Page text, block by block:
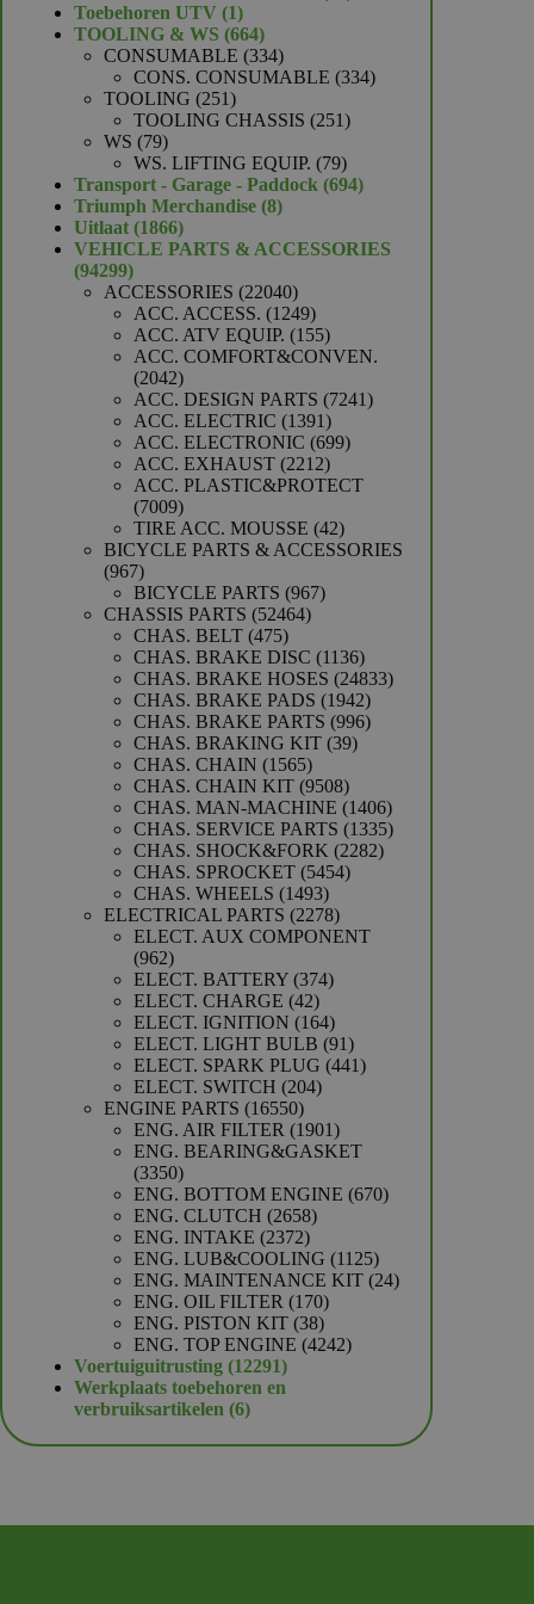
Toebehoren UTV 11
product
TOOLING & WS 664664
producten
CONSUMABLE 334334
producten
CONS. CONSUMABLE 334334
TOOLING 251251
producten
TOOLING CHASSIS 251251
WS 7979
producten
WS. LIFTING EQUIP. 7979
producten
Transport - Garage - Paddock 694694
Triumph Merchandise 88
Uitlaat 18661866
producten
VEHICLE PARTS & ACCESSORIES
9429994299
producten
ACCESSORIES 2204022040
producten
ACC. ACCESS. 12491249
producten
ACC. ATV EQUIP. 155155
producten
ACC. COMFORT&CONVEN.
20422042
producten
ACC. DESIGN PARTS 72417241
ACC. ELECTRIC 13911391
producten
ACC. ELECTRONIC 699699
ACC. EXHAUST 22122212
producten
ACC. PLASTIC&PROTECT
70097009
producten
TIRE ACC. MOUSSE 4242
producten
BICYCLE PARTS & ACCESSORIES
967967
producten
BICYCLE PARTS 967967
CHASSIS PARTS 5246452464
CHAS. BELT 475475
producten
CHAS. BRAKE DISC 11361136
producten
CHAS. BRAKE HOSES 2483324833
CHAS. BRAKE PADS 19421942
producten
CHAS. BRAKE PARTS 996996
CHAS. BRAKING KIT 3939
CHAS. CHAIN 15651565
producten
CHAS. CHAIN KIT 95089508
producten
CHAS. MAN-MACHINE 14061406
producten
CHAS. SERVICE PARTS 13351335
CHAS. SHOCK&FORK 22822282
CHAS. SPROCKET 54545454
CHAS. WHEELS 14931493
producten
ELECTRICAL PARTS 22782278
producten
ELECT. AUX COMPONENT
962962
producten
ELECT. BATTERY 374374
ELECT. CHARGE 4242
producten
ELECT. IGNITION 164164
producten
ELECT. LIGHT BULB 9191
producten
ELECT. SPARK PLUG 441441
ELECT. SWITCH 204204
ENGINE PARTS 1655016550
producten
ENG. AIR FILTER 19011901
producten
ENG. BEARING&GASKET
33503350
producten
ENG. BOTTOM ENGINE 670670
ENG. CLUTCH 26582658
ENG. INTAKE 23722372
producten
ENG. LUB&COOLING 11251125
producten
ENG. MAINTENANCE KIT 2424
ENG. OIL FILTER 170170
producten
ENG. PISTON KIT 3838
producten
ENG. TOP ENGINE 42424242
Voertuiguitrusting 1229112291
producten
Werkplaats toebehoren en
verbruiksartikelen 66